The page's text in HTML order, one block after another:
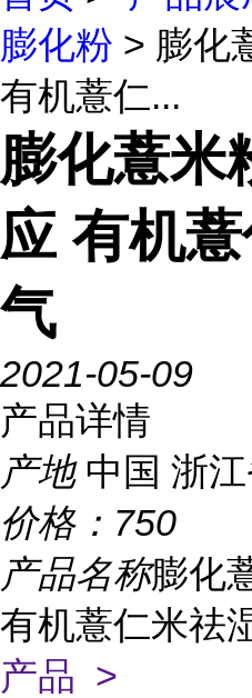
膨化粉 > 膨化
有机薏仁...
膨化薏米
应 有机
气
2021-05-09
产品详情
产地 中国 浙
价格： 750
产品名称膨化
有机薏仁米祛
产品 >